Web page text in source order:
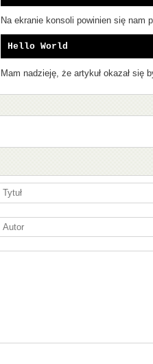
Na ekranie konsoli powinien się nam
Hello World
Mam nadzieję, że artykuł okazał się